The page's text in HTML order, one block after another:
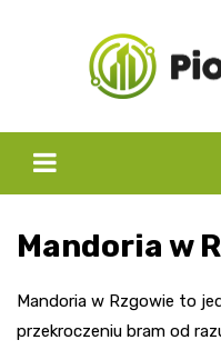
Mandoria w
Mandoria w Rzgowie to
przekroczeniu bram od